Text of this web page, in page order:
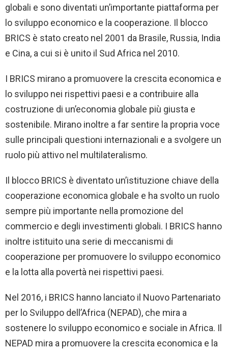
globali e sono diventati un’importante piattaforma per
lo sviluppo economico e la cooperazione. Il blocco
BRICS è stato creato nel 2001 da Brasile, Russia, India
e Cina, a cui si è unito il Sud Africa nel 2010.
I BRICS mirano a promuovere la crescita economica e
lo sviluppo nei rispettivi paesi e a contribuire alla
costruzione di un’economia globale più giusta e
sostenibile. Mirano inoltre a far sentire la propria voce
sulle principali questioni internazionali e a svolgere un
ruolo più attivo nel multilateralismo.
Il blocco BRICS è diventato un’istituzione chiave della
cooperazione economica globale e ha svolto un ruolo
sempre più importante nella promozione del
commercio e degli investimenti globali. I BRICS hanno
inoltre istituito una serie di meccanismi di
cooperazione per promuovere lo sviluppo economico
e la lotta alla povertà nei rispettivi paesi.
Nel 2016, i BRICS hanno lanciato il Nuovo Partenariato
per lo Sviluppo dell’Africa (NEPAD), che mira a
sostenere lo sviluppo economico e sociale in Africa. Il
NEPAD mira a promuovere la crescita economica e la